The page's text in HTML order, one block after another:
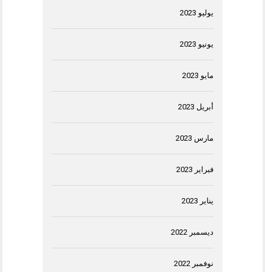
يوليو 2023
يونيو 2023
مايو 2023
أبريل 2023
مارس 2023
فبراير 2023
يناير 2023
ديسمبر 2022
نوفمبر 2022